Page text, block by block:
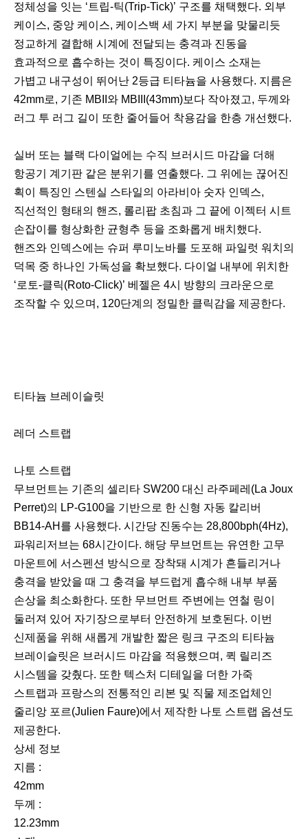
정체성을 잇는 ‘트립-틱(Trip-Tick)’ 구조를 채택했다. 외부
케이스, 중앙 케이스, 케이스백 세 가지 부분을 맞물리듯
정교하게 결합해 시계에 전달되는 충격과 진동을
효과적으로 흡수하는 것이 특징이다. 케이스 소재는
가볍고 내구성이 뛰어난 2등급 티타늄을 사용했다. 지름은
42mm로, 기존 MBII와 MBIII(43mm)보다 작아졌고, 두께와
러그 투 러그 길이 또한 줄어들어 착용감을 한층 개선했다.
이
전
다
음
실버 또는 블랙 다이얼에는 수직 브러시드 마감을 더해
항공기 계기판 같은 분위기를 연출했다. 그 위에는 끊어진
획이 특징인 스텐실 스타일의 아라비아 숫자 인덱스,
직선적인 형태의 핸즈, 롤리팝 초침과 그 끝에 이젝터 시트
손잡이를 형상화한 균형추 등을 조화롭게 배치했다.
핸즈와 인덱스에는 슈퍼 루미노바를 도포해 파일럿 워치의
덕목 중 하나인 가독성을 확보했다. 다이얼 내부에 위치한
‘로토-클릭(Roto-Click)’ 베젤은 4시 방향의 크라운으로
조작할 수 있으며, 120단계의 정밀한 클릭감을 제공한다.
티타늄 브레이슬릿
레더 스트랩
나토 스트랩
무브먼트는 기존의 셀리타 SW200 대신 라주페레(La Joux
Perret)의 LP-G100을 기반으로 한 신형 자동 칼리버
BB14-AH를 사용했다. 시간당 진동수는 28,800bph(4Hz),
파워리저브는 68시간이다. 해당 무브먼트는 유연한 고무
마운트에 서스펜션 방식으로 장착돼 시계가 흔들리거나
충격을 받았을 때 그 충격을 부드럽게 흡수해 내부 부품
손상을 최소화한다. 또한 무브먼트 주변에는 연철 링이
둘러져 있어 자기장으로부터 안전하게 보호된다. 이번
신제품을 위해 새롭게 개발한 짧은 링크 구조의 티타늄
브레이슬릿은 브러시드 마감을 적용했으며, 퀵 릴리즈
시스템을 갖췄다. 또한 텍스처 디테일을 더한 가죽
스트랩과 프랑스의 전통적인 리본 및 직물 제조업체인
줄리앙 포르(Julien Faure)에서 제작한 나토 스트랩 옵션도
제공한다.
상세 정보
지름 :
42mm
두께 :
12.23mm